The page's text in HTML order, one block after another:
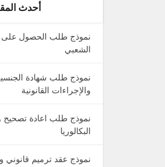
أحدث
نموذج طلب الحصول على
الشعبي
نموذج طلب شهادة
والإجراءات القانونية
نموذج طلب اعادة تصحيح
البكالوريا
نموذج عقد ترميم